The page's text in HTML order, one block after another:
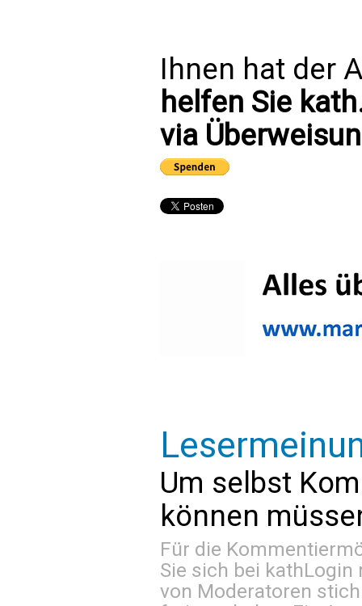
Ihnen hat der
helfen Sie
via
Um selbst
können
Für die
Sie sich bei kathLogin
von Moderatoren